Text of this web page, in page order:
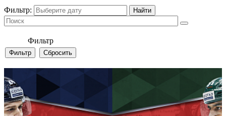
Фильтр:
Фильтр